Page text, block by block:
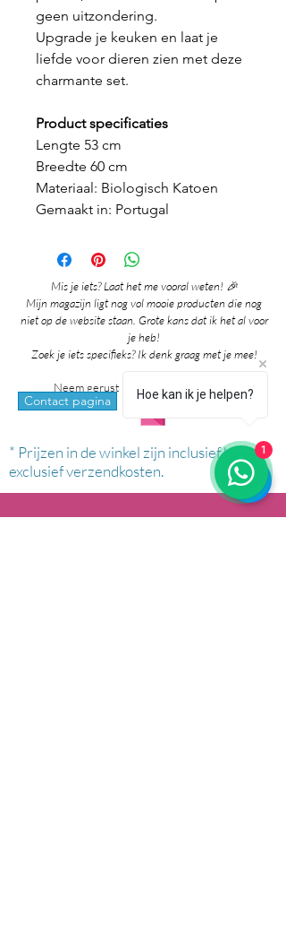
geen uitzondering.
Upgrade je keuken en laat je
liefde voor dieren zien met deze
charmante set.
Product specificaties
Lengte 53 cm
Breedte 60 cm
Materiaal: Biologisch Katoen
Gemaakt in: Portugal
Mis je iets? Laat het me vooral weten! 🎉
Mijn magazijn ligt nog vol mooie producten die nog
niet op de website staan. Grote kans dat ik het al voor
je heb!
Zoek je iets specifieks? Ik denk graag met je mee!
Neem gerust contact met me op via:
Contact pagina whatsapp
* Prijzen in de winkel zijn inclusief btw en
exclusief verzendkosten.
Hoe kan ik je helpen?
1